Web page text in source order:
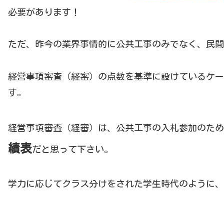
必要があります！
ただ、昨今の業界事情的に公共工事のみでなく、民
経営事項審査（経審）の点数を基準に設けているケ
す。
経営事項審査（経審）は、公共工事の入札参加のた
績表だと思って下さい。
学力に応じてクラス分けをされた学生時代のように、